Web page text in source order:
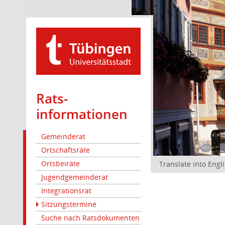
Rats­
informationen
Gemeinderat
Ortschaftsräte
Ortsbeiräte
Jugendgemeinderat
Integrationsrat
Sitzungstermine
Suche nach Ratsdokumenten
Translate into